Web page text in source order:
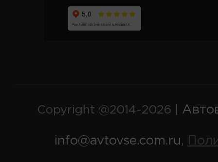
Copyright @2014-2026 |
info@avtovse.com.ru,